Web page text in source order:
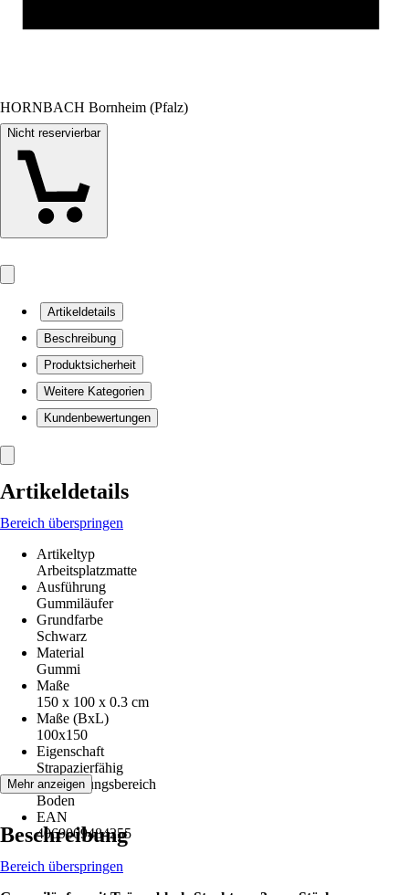
HORNBACH Bornheim (Pfalz)
Nicht reservierbar
Artikeldetails
Beschreibung
Produktsicherheit
Weitere Kategorien
Kundenbewertungen
Artikeldetails
Bereich überspringen
Artikeltyp
Arbeitsplatzmatte
Ausführung
Gummiläufer
Grundfarbe
Schwarz
Material
Gummi
Maße
150 x 100 x 0.3 cm
Maße (BxL)
100x150
Eigenschaft
Strapazierfähig
Anwendungsbereich
Boden
EAN
4069009484255
Mehr anzeigen
Beschreibung
Bereich überspringen